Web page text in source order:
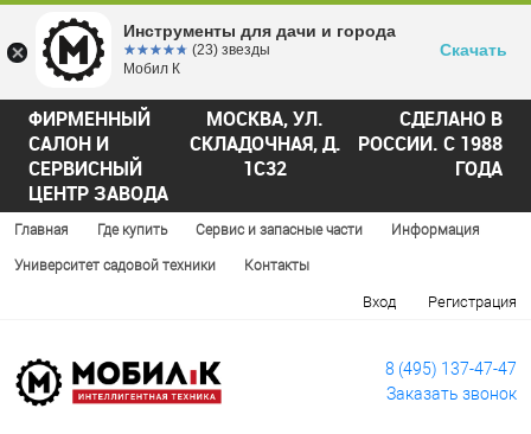
ФИРМЕННЫЙ
САЛОН И
СЕРВИСНЫЙ
ЦЕНТР ЗАВОДА
МОСКВА, УЛ.
СКЛАДОЧНАЯ, Д.
1С32
СДЕЛАНО В
РОССИИ. С 1988
ГОДА
Главная Где купить Сервис и запасные части Информация
Университет садовой техники Контакты
Вход Регистрация
8 (495) 137-47-47
Заказать звонок
Инструменты для дачи и города
☆☆☆☆☆
★★★★★ (23) звезды
Мобил К
Скачать